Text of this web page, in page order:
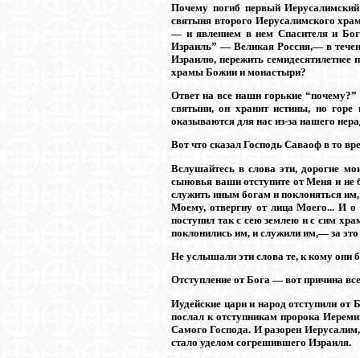
Почему погиб первый
святыня второго Иерусалимского
— и явлением в нем Спасителя и
Израиль” — Великая Россия,— в
Израилю, пережить
храмы Божии и монастыри?
Ответ на все наши горькие
святыни, он хранит истины, но
оказываются для нас из-за нашего
Вот что сказал Господь Саваоф в то
Вслушайтесь в слова эти, дорогие
сыновья ваши отступите от Меня и не
служить иным богам и поклоняться
Моему, отвергну от лица Моего... И о
поступил так с сею землею и с сим
поклонились им, и служили им,— за это
Не услышали эти слова те, к кому
Отступление от Бога — вот причина
Иудейские цари и народ отступили
послал к отступникам пророка
Самого Господа. И разорен
стало уделом согрешившего Израиля.